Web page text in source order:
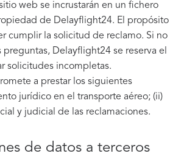
web se incrustarán en un fichero
de Delayflight24. El propósito
cumplir la solicitud de reclamo. Si no
preguntas, Delayflight24 se reserva el
solicitudes incompletas.
a prestar los siguientes
jurídico en el transporte aéreo; (ii)
y judicial de las reclamaciones.
de datos a terceros